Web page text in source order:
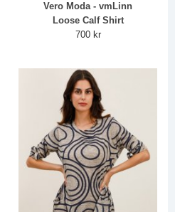
Vero Moda - vmLinn
Loose Calf Shirt
700 kr